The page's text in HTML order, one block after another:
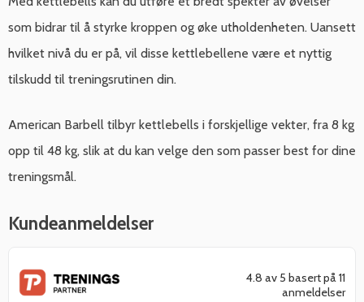
som bidrar til å styrke kroppen og øke utholdenheten. Uansett
hvilket nivå du er på, vil disse kettlebellene være et nyttig
tilskudd til treningsrutinen din.
American Barbell tilbyr kettlebells i forskjellige vekter, fra 8 kg
opp til 48 kg, slik at du kan velge den som passer best for dine
treningsmål.
Kundeanmeldelser
4.8 av 5 basert på 11
anmeldelser